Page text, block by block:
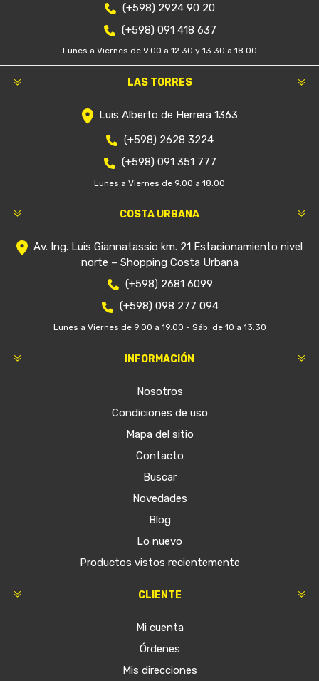
(+598) 2924 90 20
(+598) 091 418 637
Lunes a Viernes de 9.00 a 12.30 y 13.30 a 18.00
LAS TORRES
Luis Alberto de Herrera 1363
(+598) 2628 3224
(+598) 091 351 777
Lunes a Viernes de 9.00 a 18.00
COSTA URBANA
Av. Ing. Luis Giannatassio km. 21 Estacionamiento nivel
norte – Shopping Costa Urbana
(+598) 2681 6099
(+598) 098 277 094
Lunes a Viernes de 9.00 a 19.00 - Sáb. de 10 a 13:30
INFORMACIÓN
Nosotros
Condiciones de uso
Mapa del sitio
Contacto
Buscar
Novedades
Blog
Lo nuevo
Productos vistos recientemente
CLIENTE
Mi cuenta
Órdenes
Mis direcciones